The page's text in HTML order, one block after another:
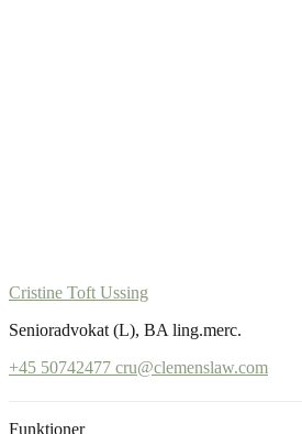
Cristine Toft Ussing
Senioradvokat (L), BA ling.merc.
+45 50742477 cru@clemenslaw.com
Funktioner